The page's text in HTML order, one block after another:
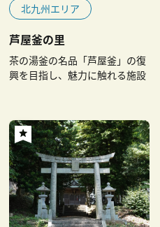
北九州エリア
芦屋釜の里
茶の湯釜の名品「芦屋釜」の復
興を目指し、魅力に触れる施設